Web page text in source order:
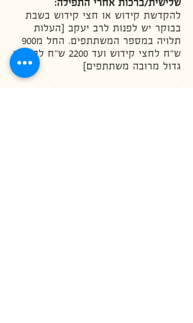
שלישית/ברכות אחרי התפילה:
להקדשת קידוש או חצי קידוש בשבת
בבוקר יש לפנות לרב יעקב [העלות
תלויה במספר המשתתפים. החל מ900
ש"ח לחצי קידוש ועד 2200 ש"ח לקידוש
גדול מרובה משתתפים]
להקדשת סעודה שלישית יש לפנות